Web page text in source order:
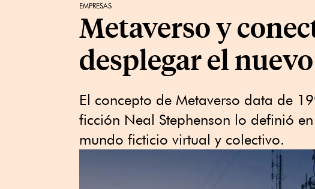
EMPRESAS
Metaverso y
desplegar el
El concepto de Metaverso data de
ficción Neal Stephenson lo definió
mundo ficticio virtual y colectivo.